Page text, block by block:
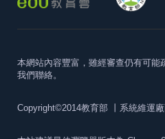
本網站內容豐富，雖經審查仍有可能
我們聯絡。
Copyright©2014教育部 丨系統維運